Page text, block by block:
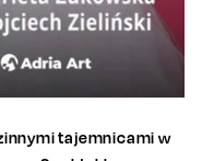
tajemnicami w